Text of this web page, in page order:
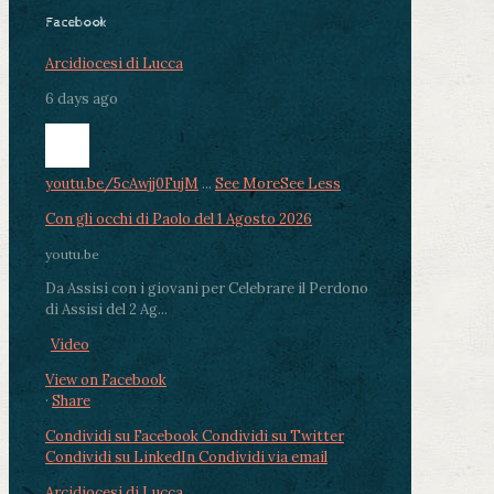
Facebook
Arcidiocesi di Lucca
6 days ago
youtu.be/5cAwjj0FujM ... See MoreSee Less
Con gli occhi di Paolo del 1 Agosto 2026
youtu.be
Da Assisi con i giovani per Celebrare il Perdono
di Assisi del 2 Ag...
Video
View on Facebook
· Share
Condividi su FacebookCondividi su Twitter
Condividi su LinkedInCondividi via email